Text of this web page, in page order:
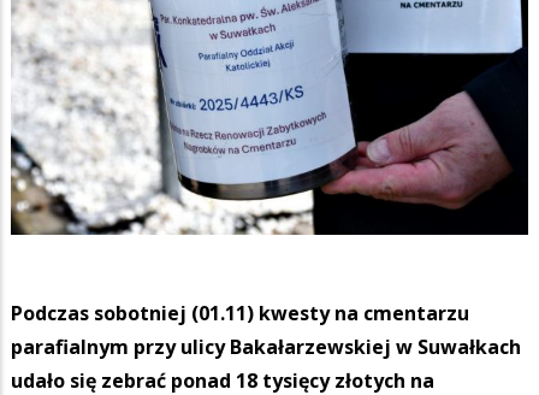
Podczas sobotniej (01.11) kwesty na cmentarzu
parafialnym przy ulicy Bakałarzewskiej w Suwałkach
udało się zebrać ponad 18 tysięcy złotych na